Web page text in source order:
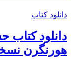
دانلود کتاب
دانلود کتاب
هورنگرن نسخه